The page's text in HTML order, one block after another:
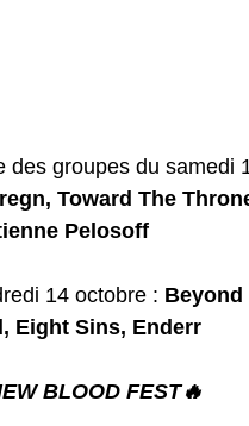
des groupes du samedi
Toward The
Pelosoff
14 octobre : Beyond
Eight Sins, Enderr
BLOOD FEST🔥